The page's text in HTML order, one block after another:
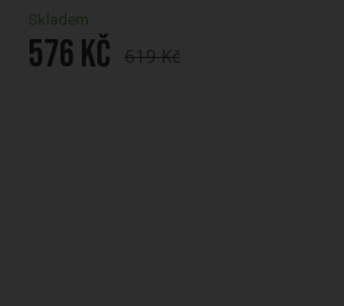
Skladem
576 Kč 619 Kč